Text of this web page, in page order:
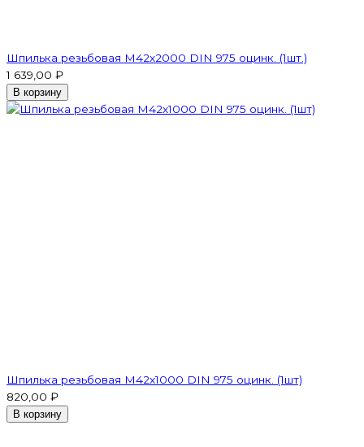
Шпилька резьбовая M42x2000 DIN 975 оцинк. (1шт.)
1 639,00 ₽
В корзину
Шпилька резьбовая M42x1000 DIN 975 оцинк. (1шт)
820,00 ₽
В корзину